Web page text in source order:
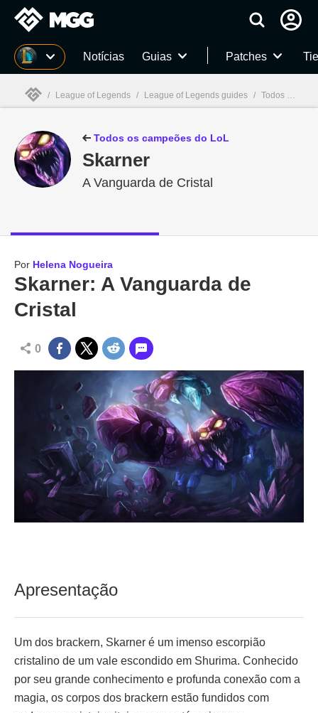
Millenium Notícias Guias Patches
Millenium
/ League of Legends / League of Legends guides / Todos os campeões de LoL: habilidades, skins, história e mais
Todos os campeões do LoL
Skarner
A Vanguarda de Cristal
Por Helena Nogueira
Skarner: A Vanguarda de
Cristal
0
Apresentação
Um dos brackern, Skarner é um imenso escorpião
cristalino de um vale escondido em Shurima. Conhecido
por seu grande conhecimento e profunda conexão com a
magia, os corpos dos brackern estão fundidos com